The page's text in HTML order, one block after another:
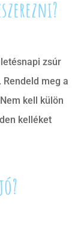
zsúr
meg a
kell külön
kelléket